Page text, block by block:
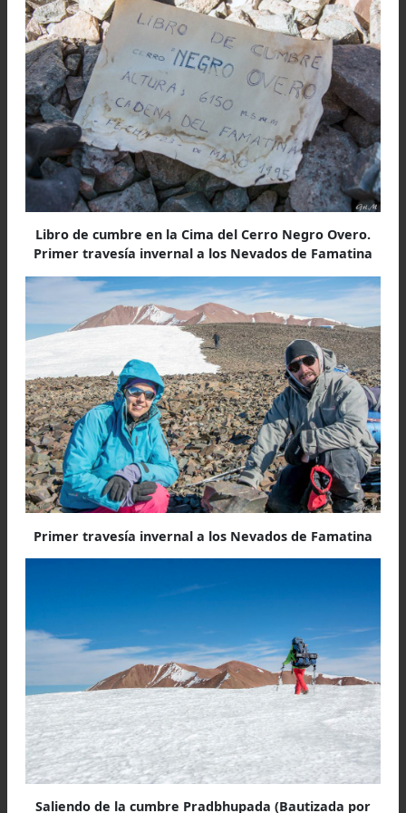
Paula testimonia en la Cima del Cerro Negro
Primer travesía invernal a los Nevados de
El descenso
Allá abajo, nos esperaba nuestro vehículo,
Esteban a cargo de la búsqueda final, el
sería pasando por una cristalina laguna
y continuando filo abajo hacia el evidente
minero de La Mejicana. El estrés de errar el
me tenía muy pendiente a mis datos
navegación. Hacía varios días que
por paisajes que se renovaban a cada
totalmente nuevos para nosotros por
primerizos de esos lares, y nos quedaban
fuerzas justas para culminar la expedición.
Por la nitidez de las comunicaciones radiales
incidiendo menos y menos,
permanentemente los límites por ser
Para terminar con nuestras reservas, el
que raya los cerros ricos del mineral, más
llevarnos hacia abajo, nos paseó por la ladera de
lado a otro, desesperando las ganas de
nuestras fornidas mochilas en la caja de
camioneta.